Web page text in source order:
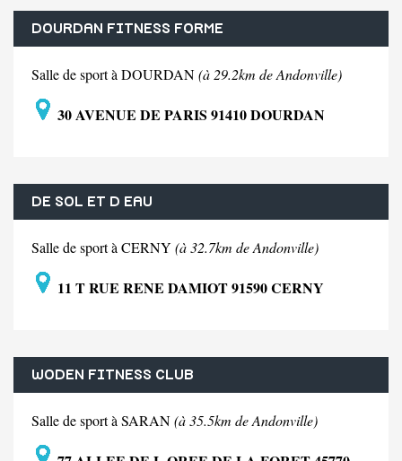
DOURDAN FITNESS FORME
Salle de sport à DOURDAN(à 29.2km de Andonville)
30 AVENUE DE PARIS 91410 DOURDAN
DE SOL ET D EAU
Salle de sport à CERNY (à 32.7km de Andonville)
11 T RUE RENE DAMIOT 91590 CERNY
WODEN FITNESS CLUB
Salle de sport à SARAN(à 35.5km de Andonville)